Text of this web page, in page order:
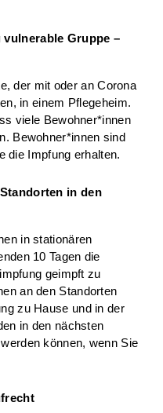
vulnerable Gruppe –
der mit oder an Corona
in einem Pflegeheim.
viele Bewohner*innen
Bewohner*innen sind
die Impfung erhalten.
in den
in stationären
10 Tagen die
geimpft zu
an den Standorten
zu Hause und in der
in den nächsten
können, wenn Sie